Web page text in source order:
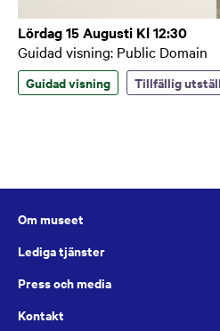
Lördag 15 Augusti Kl 12:30
Guidad visning: Public Domain
Guidad visning Tillfällig
Om museet
Lediga tjänster
Press och media
Kontakt